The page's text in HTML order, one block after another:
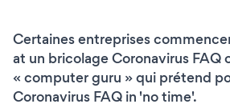
Certaines entreprises
at un bricolage Coronavirus FAQ
« computer guru » qui prétend
Coronavirus FAQ in 'no time'.